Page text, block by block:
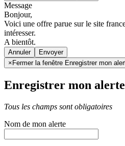
Message
Bonjour,
Voici une offre parue sur le site
intéresser.
A bientôt.
Annuler
× Fermer la fenêtre Enregistrer mon
Enregistrer mon alerte
Tous les champs sont obligatoires
Nom de mon alerte